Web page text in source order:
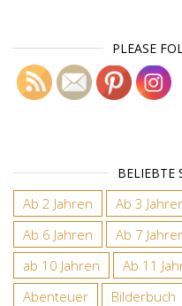
PLEASE
BELIEBTE
Ab 2 Jahren Ab 3
Ab 6 Jahren
Ab 7
ab 10 Jahren
Ab 11
Abenteuer
Bilderbuch